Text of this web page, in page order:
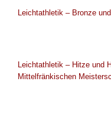
Leichtathletik – Bronze
Leichtathletik – Hitze und
Mittelfränkischen